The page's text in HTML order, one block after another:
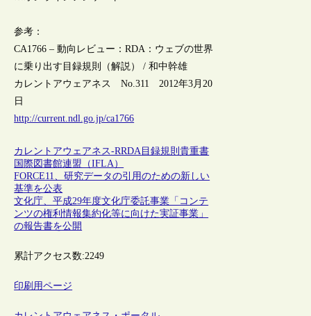
参考：
CA1766 – 動向レビュー：RDA：ウェブの世界
に乗り出す目録規則（解説） / 和中幹雄
カレントアウェアネス No.311 2012年3月20
日
http://current.ndl.go.jp/ca1766
カレントアウェアネス-RRDA 目録規則貴重書
国際図書館連盟（IFLA）
FORCE11、研究データの引用のための新しい
基準を公表
文化庁、平成29年度文化庁委託事業「コンテ
ンツの権利情報集約化等に向けた実証事業」
の報告書を公開
累計アクセス数:2249
印刷用ページ